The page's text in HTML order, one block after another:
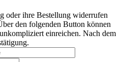
oder ihre Bestellung widerrufen
den folgenden Button können
einreichen. Nach dem